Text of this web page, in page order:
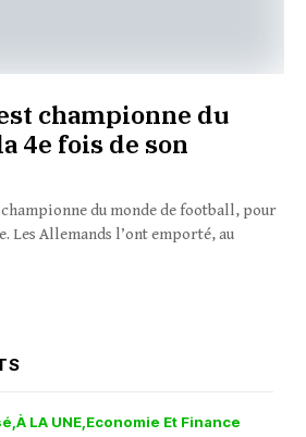
championne du
4e fois de son
championne du monde de football, pour
Les Allemands l’ont emporté, au
À LA UNE Economie Et Finance